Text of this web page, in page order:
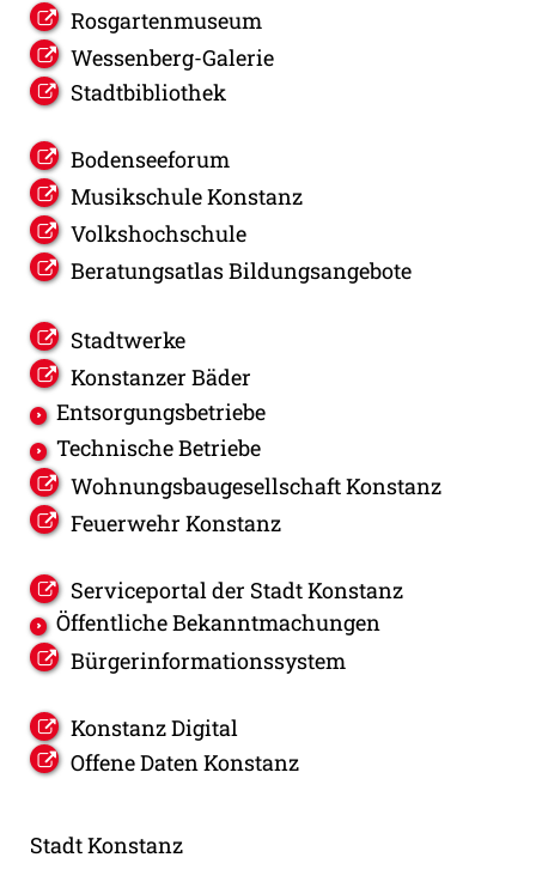
Rosgartenmuseum
Wessenberg-Galerie
Stadtbibliothek
Bodenseeforum
Musikschule Konstanz
Volkshochschule
Beratungsatlas Bildungsangebote
Stadtwerke
Konstanzer Bäder
Entsorgungsbetriebe
Technische Betriebe
Wohnungsbaugesellschaft Konstanz
Feuerwehr Konstanz
Serviceportal der Stadt Konstanz
Öffentliche Bekanntmachungen
Bürgerinformationssystem
Konstanz Digital
Offene Daten Konstanz
Stadt Konstanz